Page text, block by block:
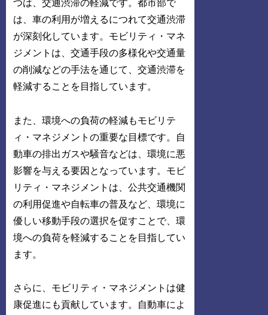
つは、交通渋滞の軽減です。都市部で
は、車の利用が増えるにつれて交通渋滞
が深刻化しています。モビリティ・マネ
ジメントは、交通手段の多様化や交通量
の削減などの手法を通じて、交通渋滞を
軽減することを目指しています。
また、環境への負荷の軽減もモビリテ
ィ・マネジメントの重要な目標です。自
動車の排出ガスや騒音などは、環境に悪
影響を与える要因となっています。モビ
リティ・マネジメントは、公共交通機関
の利用促進や自転車の普及など、環境に
優しい移動手段の選択を促すことで、環
境への負荷を軽減することを目指してい
ます。
さらに、モビリティ・マネジメントは健
康促進にも貢献しています。自動車によ